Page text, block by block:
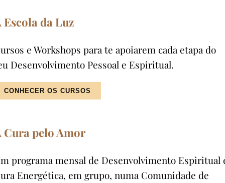
Escola da Luz
e Workshops para te apoiarem cada etapa do
Desenvolvimento Pessoal e Espiritual.
CONHECER OS CURSOS
Cura pelo Amor
programa mensal de Desenvolvimento Espiritual
Energética, em grupo, numa Comunidade de